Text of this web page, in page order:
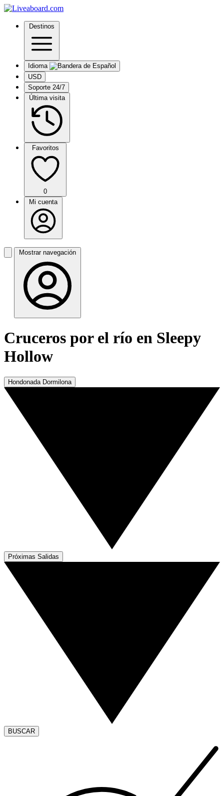
Destinos
Idioma
USD
Soporte 24/7
Última visita
Favoritos
0
Mi cuenta
Mostrar navegación
Cruceros por el río en Sleepy
Hollow
Hondonada Dormilona
Próximas Salidas
BUSCAR